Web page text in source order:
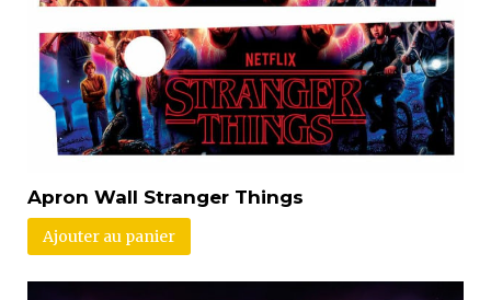
Apron Wall Stranger Things
Ajouter au panier